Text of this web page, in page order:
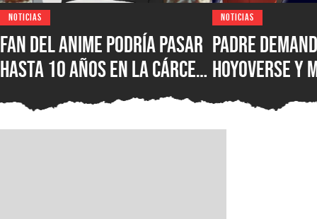
NOTICIAS
Fan del anime podría pasar
hasta 10 años en la cárcel
por hacer una locura luego
de no poder ver su serie
NOTICIAS
Padre
HoyoVerse y
luego de
hiciera